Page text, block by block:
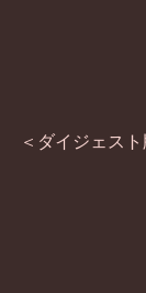
＜ダイジェスト